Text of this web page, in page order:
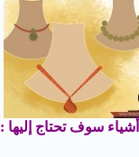
أشياء سوف تحتاج إليها :